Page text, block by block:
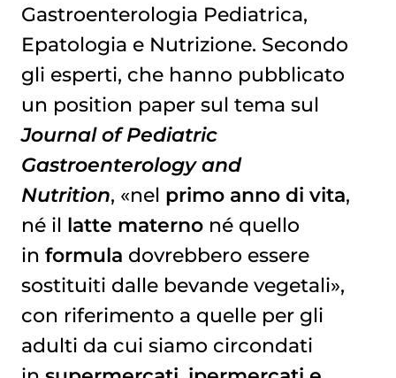
Gastroenterologia Pediatrica,
Epatologia e Nutrizione. Secondo
gli esperti, che hanno pubblicato
un position paper sul tema sul
Journal of Pediatric
Gastroenterology and
Nutrition, «nel primo anno di vita,
né il latte maternoné quello
in formula dovrebbero essere
sostituiti dalle bevande vegetali»,
con riferimento a quelle per gli
adulti da cui siamo circondati